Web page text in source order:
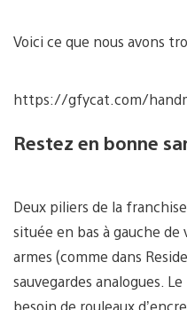
Voici ce que nous avons
https://gfycat.com/
Restez en bonne
Deux piliers de la
située en bas à gauche
armes (comme dans
sauvegardes analogues.
besoin de rouleaux